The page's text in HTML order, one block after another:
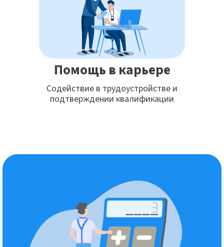
Помощь в карьере
Содействие в трудоустройстве и
подтверждении квалификации